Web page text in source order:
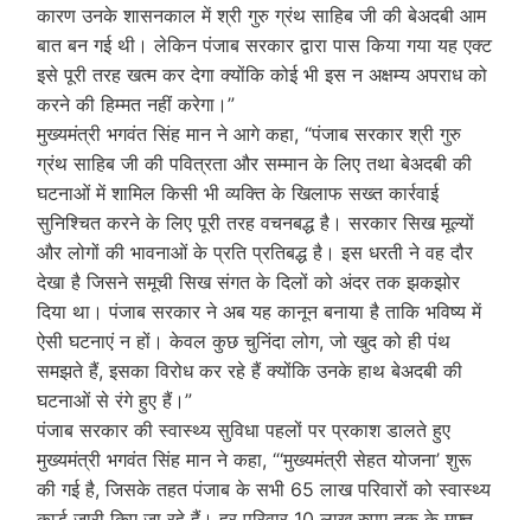
कारण उनके शासनकाल में श्री गुरु ग्रंथ साहिब जी की बेअदबी आम
बात बन गई थी। लेकिन पंजाब सरकार द्वारा पास किया गया यह एक्ट
इसे पूरी तरह खत्म कर देगा क्योंकि कोई भी इस न अक्षम्य अपराध को
करने की हिम्मत नहीं करेगा।”
मुख्यमंत्री भगवंत सिंह मान ने आगे कहा, “पंजाब सरकार श्री गुरु
ग्रंथ साहिब जी की पवित्रता और सम्मान के लिए तथा बेअदबी की
घटनाओं में शामिल किसी भी व्यक्ति के खिलाफ सख्त कार्रवाई
सुनिश्चित करने के लिए पूरी तरह वचनबद्ध है। सरकार सिख मूल्यों
और लोगों की भावनाओं के प्रति प्रतिबद्ध है। इस धरती ने वह दौर
देखा है जिसने समूची सिख संगत के दिलों को अंदर तक झकझोर
दिया था। पंजाब सरकार ने अब यह कानून बनाया है ताकि भविष्य में
ऐसी घटनाएं न हों। केवल कुछ चुनिंदा लोग, जो खुद को ही पंथ
समझते हैं, इसका विरोध कर रहे हैं क्योंकि उनके हाथ बेअदबी की
घटनाओं से रंगे हुए हैं।”
पंजाब सरकार की स्वास्थ्य सुविधा पहलों पर प्रकाश डालते हुए
मुख्यमंत्री भगवंत सिंह मान ने कहा, “‘मुख्यमंत्री सेहत योजना’ शुरू
की गई है, जिसके तहत पंजाब के सभी 65 लाख परिवारों को स्वास्थ्य